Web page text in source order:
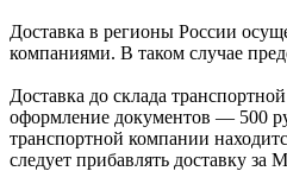
Доcтавка в регионы России
компаниями. В таком случае
Доставка до склада
оформление документов — 500
транспортной компании
следует прибавлять доставку